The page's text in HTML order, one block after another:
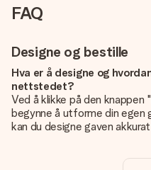
FAQ
Designe og bestille
Hva er å designe og
nettstedet?
Ved å klikke på den
begynne å utforme din egen
kan du designe gaven
å gjøre gaven din helt unik.